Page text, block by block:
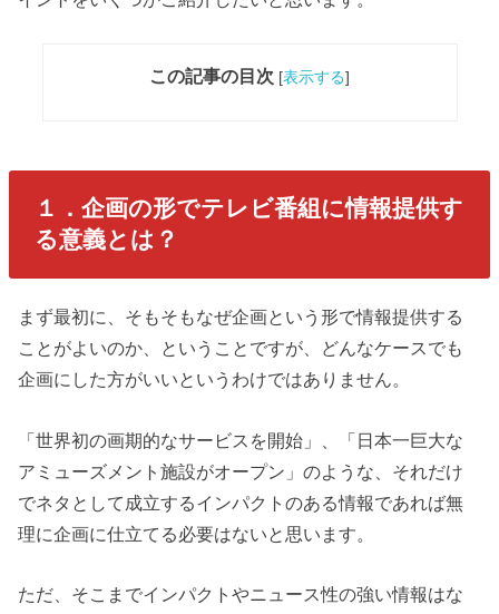
この記事の目次 [表示する]
１．企画の形でテレビ番組に情報提供す
る意義とは？
まず最初に、そもそもなぜ企画という形で情報提供する
ことがよいのか、ということですが、どんなケースでも
企画にした方がいいというわけではありません。
「世界初の画期的なサービスを開始」、「日本一巨大な
アミューズメント施設がオープン」のような、それだけ
でネタとして成立するインパクトのある情報であれば無
理に企画に仕立てる必要はないと思います。
ただ、そこまでインパクトやニュース性の強い情報はな